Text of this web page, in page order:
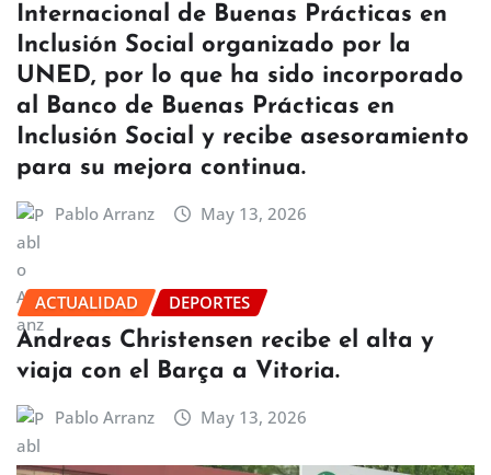
Internacional de Buenas Prácticas en
Inclusión Social organizado por la
UNED, por lo que ha sido incorporado
al Banco de Buenas Prácticas en
Inclusión Social y recibe asesoramiento
para su mejora continua.
Pablo Arranz May 13, 2026
ACTUALIDAD DEPORTES
Andreas Christensen recibe el alta y
viaja con el Barça a Vitoria.
Pablo Arranz May 13, 2026